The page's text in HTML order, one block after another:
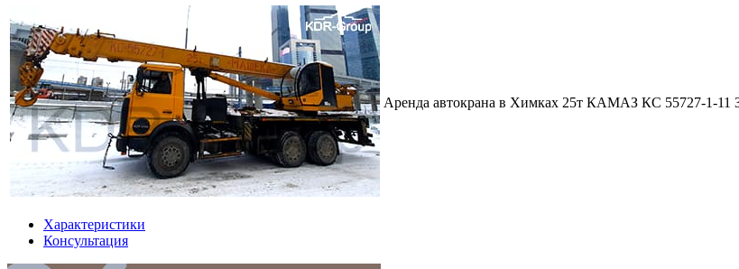
Аренда автокрана в Химках 25т КАМАЗ КС 55727-1-11
Характеристики
Консультация